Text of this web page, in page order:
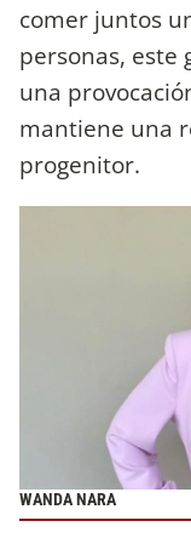
comer juntos
personas, este
una
mantiene una
progenitor.
WANDA NARA